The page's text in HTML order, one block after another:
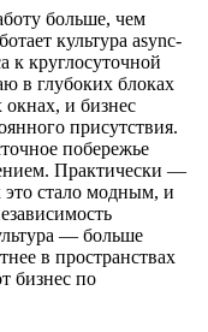
больше, чем
культура async-
к круглосуточной
в глубоких блоках
и бизнес
присутствия.
побережье
Практически —
это стало модным, и
— больше
в пространствах
бизнес по